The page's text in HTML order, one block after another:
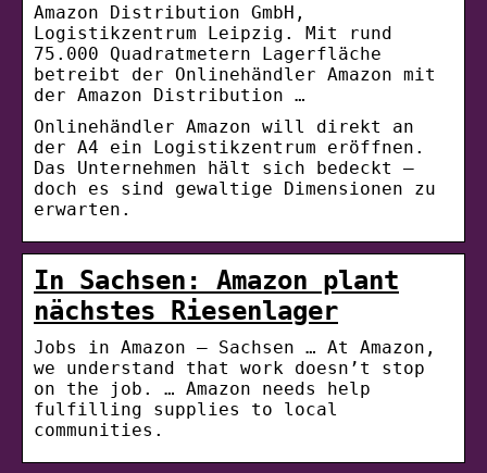
Amazon Distribution GmbH,
Logistikzentrum Leipzig. Mit rund
75.000 Quadratmetern Lagerfläche
betreibt der Onlinehändler Amazon mit
der Amazon Distribution …
Onlinehändler Amazon will direkt an
der A4 ein Logistikzentrum eröffnen.
Das Unternehmen hält sich bedeckt –
doch es sind gewaltige Dimensionen zu
erwarten.
In Sachsen: Amazon plant
nächstes Riesenlager
Jobs in Amazon – Sachsen … At Amazon,
we understand that work doesn’t stop
on the job. … Amazon needs help
fulfilling supplies to local
communities.